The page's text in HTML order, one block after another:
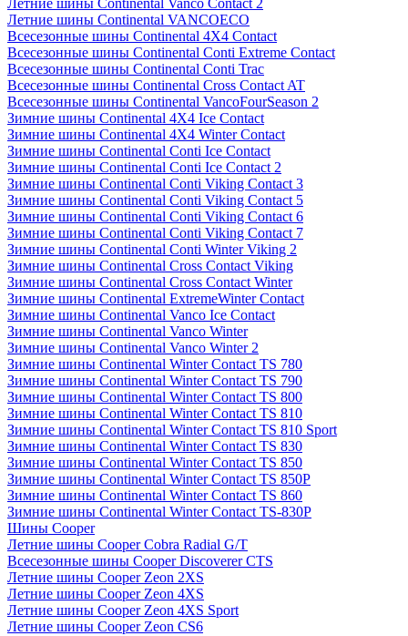
Летние шины Continental Vanco Contact 2
Летние шины Continental VANCOECO
Всесезонные шины Continental 4X4 Contact
Всесезонные шины Continental Conti Extreme Contact
Всесезонные шины Continental Conti Trac
Всесезонные шины Continental Cross Contact AT
Всесезонные шины Continental VancoFourSeason 2
Зимние шины Continental 4X4 Ice Contact
Зимние шины Continental 4X4 Winter Contact
Зимние шины Continental Conti Ice Contact
Зимние шины Continental Conti Ice Contact 2
Зимние шины Continental Conti Viking Contact 3
Зимние шины Continental Conti Viking Contact 5
Зимние шины Continental Conti Viking Contact 6
Зимние шины Continental Conti Viking Contact 7
Зимние шины Continental Conti Winter Viking 2
Зимние шины Continental Cross Contact Viking
Зимние шины Continental Cross Contact Winter
Зимние шины Continental ExtremeWinter Contact
Зимние шины Continental Vanco Ice Contact
Зимние шины Continental Vanco Winter
Зимние шины Continental Vanco Winter 2
Зимние шины Continental Winter Contact TS 780
Зимние шины Continental Winter Contact TS 790
Зимние шины Continental Winter Contact TS 800
Зимние шины Continental Winter Contact TS 810
Зимние шины Continental Winter Contact TS 810 Sport
Зимние шины Continental Winter Contact TS 830
Зимние шины Continental Winter Contact TS 850
Зимние шины Continental Winter Contact TS 850P
Зимние шины Continental Winter Contact TS 860
Зимние шины Continental Winter Contact TS-830P
Шины Cooper
Летние шины Cooper Cobra Radial G/T
Всесезонные шины Cooper Discoverer CTS
Летние шины Cooper Zeon 2XS
Летние шины Cooper Zeon 4XS
Летние шины Cooper Zeon 4XS Sport
Летние шины Cooper Zeon CS6